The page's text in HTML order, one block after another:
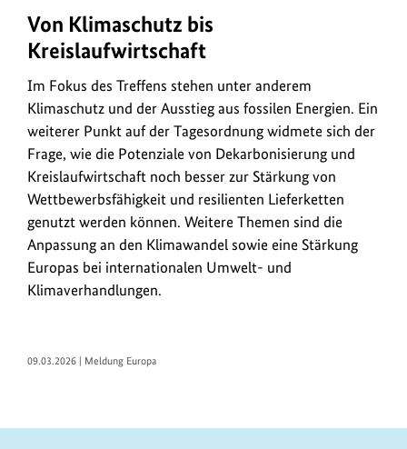
Von Klimaschutz bis
Kreislaufwirtschaft
Im Fokus des Treffens stehen unter anderem
Klimaschutz und der Ausstieg aus fossilen Energien. Ein
weiterer Punkt auf der Tagesordnung widmete sich der
Frage, wie die Potenziale von Dekarbonisierung und
Kreislaufwirtschaft noch besser zur Stärkung von
Wettbewerbsfähigkeit und resilienten Lieferketten
genutzt werden können. Weitere Themen sind die
Anpassung an den Klimawandel sowie eine Stärkung
Europas bei internationalen Umwelt- und
Klimaverhandlungen.
09.03.2026 | Meldung Europa